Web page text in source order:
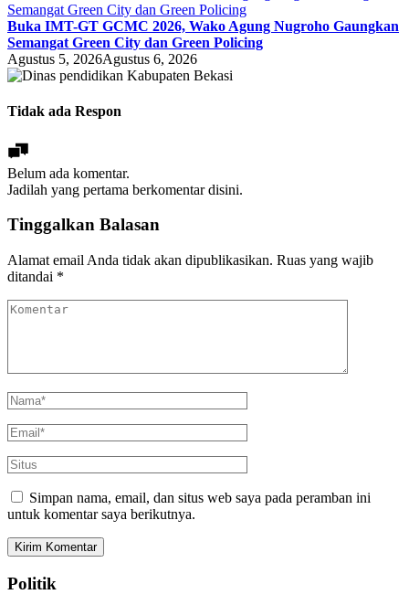
Buka IMT-GT GCMC 2026, Wako Agung Nugroho Gaungkan
Semangat Green City dan Green Policing
Agustus 5, 2026Agustus 6, 2026
Tidak ada Respon
Belum ada komentar.
Jadilah yang pertama berkomentar disini.
Tinggalkan Balasan
Alamat email Anda tidak akan dipublikasikan. Ruas yang wajib
ditandai *
Simpan nama, email, dan situs web saya pada peramban ini
untuk komentar saya berikutnya.
Politik